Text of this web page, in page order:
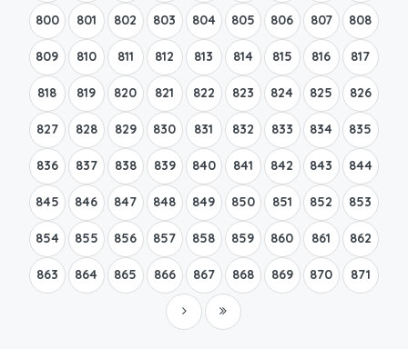
800 801 802 803 804 805 806 807 808
809 810 811 812 813 814 815 816 817
818 819 820 821 822 823 824 825 826
827 828 829 830 831 832 833 834 835
836 837 838 839 840 841 842 843 844
845 846 847 848 849 850 851 852 853
854 855 856 857 858 859 860 861 862
863 864 865 866 867 868 869 870 871